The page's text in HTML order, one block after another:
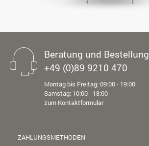
Beratung und Bestellung
+49 (0)89 9210 470
Montag bis Freitag: 09:00 - 19:00
Samstag: 10:00 - 18:00
zum Kontaktformular
ZAHLUNGSMETHODEN